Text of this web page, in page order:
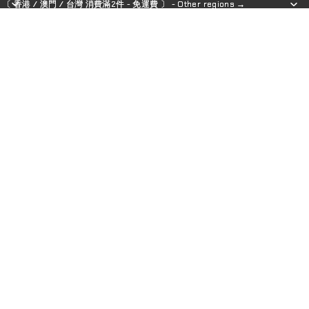
〔 香港 / 澳門 / 台灣 消費滿2件 - 免運費 〕 - Other regions →
〔 香港 / 澳門 / 台灣 消費滿2件 - 免運費 〕 - Other regions →